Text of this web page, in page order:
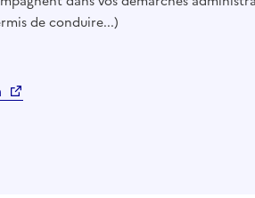
de conduire...)